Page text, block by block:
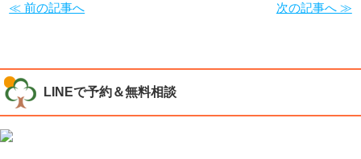
≪ 前の記事へ 次の記事へ ≫
LINEで予約＆無料相談